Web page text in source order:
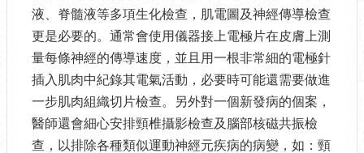
液、脊髓液等多項生化檢查，肌電圖及神經傳導檢查
更是必要的。通常會使用儀器接上電極片在皮膚上測
量每條神經的傳導速度，並且用一根非常細的電極針
插入肌肉中紀錄其電氣活動，必要時可能還需要做進
一步肌肉組織切片檢查。另外對一個新發病的個案，
醫師還會細心安排頸椎攝影檢查及腦部核磁共振檢
查，以排除各種類似運動神經元疾病的病變，如：頸